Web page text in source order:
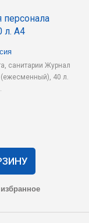
л. А4
санитарии Журнал
40 л.